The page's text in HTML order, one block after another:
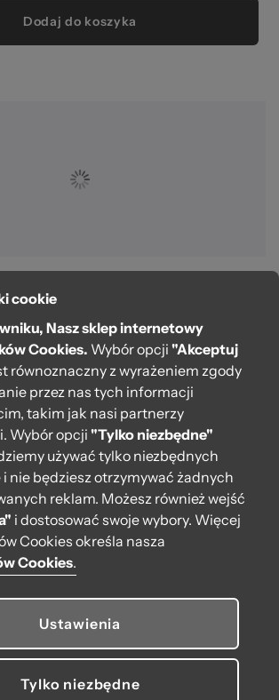
Dodaj do koszyka
Polska
- 16:00
O bag. Wszelkie prawa zastrzeżone.
cookie
Nasz sklep internetowy
Cookies. Wybór opcji "Akceptuj
równoznaczny z wyrażeniem zgody
przez nas tych informacji
takim jak nasi partnerzy
Wybór opcji "Tylko niezbędne"
używać tylko niezbędnych
nie będziesz otrzymywać żadnych
reklam. Możesz również wejść
i dostosować swoje wybory. Więcej
Cookies określa nasza
Cookies.
Ustawienia
Tylko niezbędne